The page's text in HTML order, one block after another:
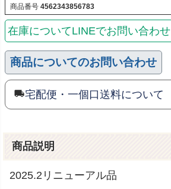
商品番号 4562343856783
在庫についてLINEでお問い合わせ
商品についてのお問い合わせ
宅配便・一個口送料について
商品説明
2025.2リニューアル品